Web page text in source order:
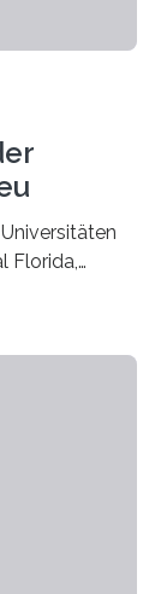
Florida,
in der
der